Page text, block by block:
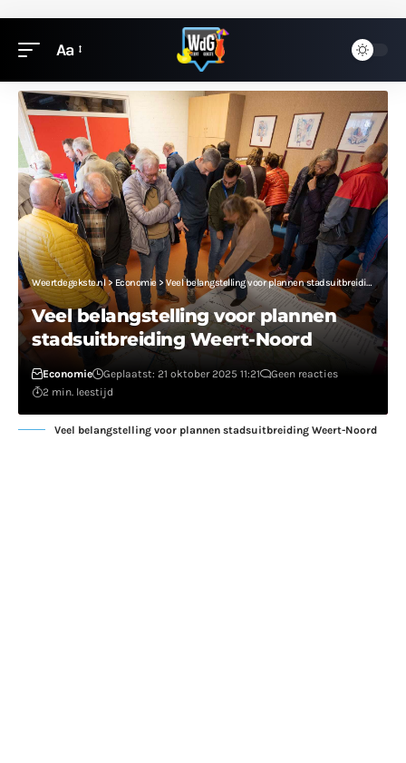
Aa
Weertdegekste.nl> Economie>Veel belangstelling voor plannen stadsuitbreiding Weert-Noord
Veel belangstelling voor plannen
stadsuitbreiding Weert-Noord
Economie Geplaatst: 21 oktober 2025 11:21
Geen reacties
2 min. leestijd
Veel belangstelling voor plannen stadsuitbreiding Weert-Noord